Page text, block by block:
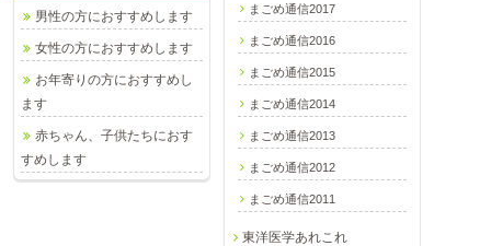
まごめ通信2017
まごめ通信2016
まごめ通信2015
まごめ通信2014
まごめ通信2013
まごめ通信2012
まごめ通信2011
東洋医学あれこれ
男性の方におすすめします
女性の方におすすめします
お年寄りの方におすすめし
ます
赤ちゃん、子供たちにおす
すめします